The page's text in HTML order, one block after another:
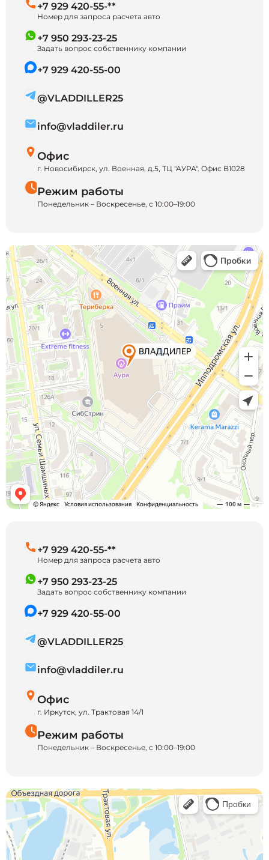
+7 929 420-55-**
Номер для запроса расчета авто
+7 950 293-23-25
Задать вопрос собственнику компании
+7 929 420-55-00
@VLADDILLER25
info@vladdiler.ru
Офис
г. Новосибирск, ул. Военная, д.5, ТЦ "АУРА". Офис B1028
Режим работы
Понедельник – Воскресенье, с 10:00–19:00
+7 929 420-55-**
Номер для запроса расчета авто
+7 950 293-23-25
Задать вопрос собственнику компании
+7 929 420-55-00
@VLADDILLER25
info@vladdiler.ru
Офис
г. Иркутск, ул. Трактовая 14/1
Режим работы
Понедельник – Воскресенье, с 10:00–19:00